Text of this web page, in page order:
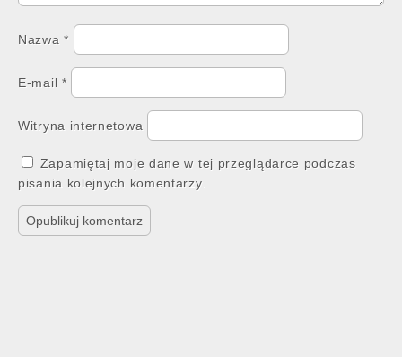
Nazwa*
E-mail *
Witryna internetowa
Zapamiętaj moje dane w tej przeglądarce podczas
pisania kolejnych komentarzy.